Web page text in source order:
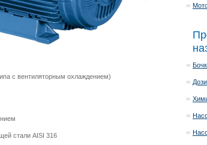
с вентиляторным охлаждением)
стали AISI 316